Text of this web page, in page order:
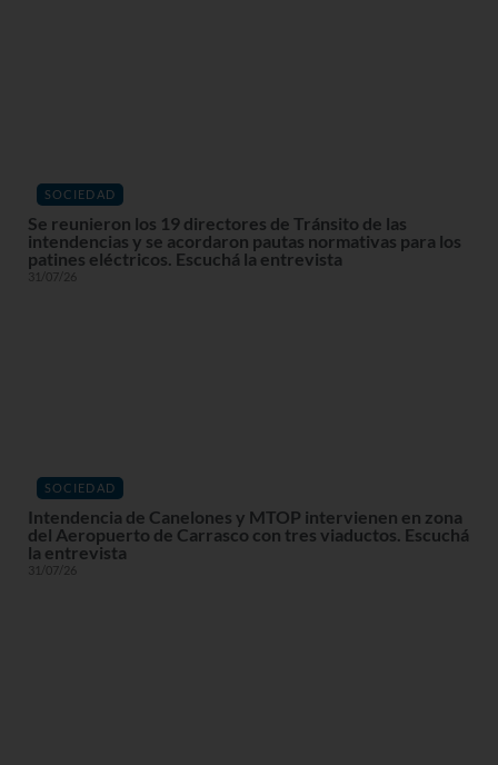
SOCIEDAD
Se reunieron los 19 directores de Tránsito de las
intendencias y se acordaron pautas normativas para los
patines eléctricos. Escuchá la entrevista
31/07/26
SOCIEDAD
Intendencia de Canelones y MTOP intervienen en zona
del Aeropuerto de Carrasco con tres viaductos. Escuchá
la entrevista
31/07/26